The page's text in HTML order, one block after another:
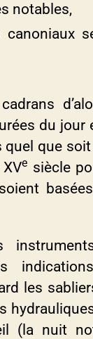
notables,
canoniaux
du jour
que soit
e siècle
les
(la nuit